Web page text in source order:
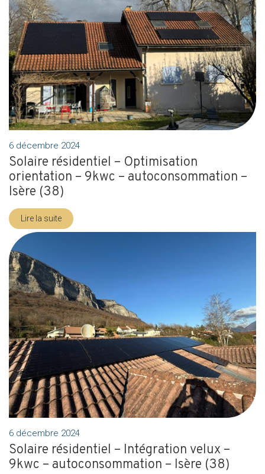
6 décembre 2024
Solaire résidentiel – Optimisation
orientation – 9kwc – autoconsommation –
Isère (38)
Lire la suite
6 décembre 2024
Solaire résidentiel – Intégration velux –
9kwc – autoconsommation – Isère (38)